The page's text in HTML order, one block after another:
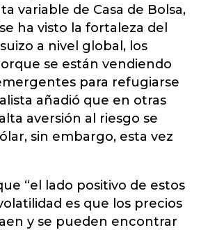
variable de Casa de Bolsa,
ha visto la fortaleza del
a nivel global, los
se están vendiendo
para refugiarse
añadió que en otras
aversión al riesgo se
sin embargo, esta vez
“el lado positivo de estos
es que los precios
y se pueden encontrar